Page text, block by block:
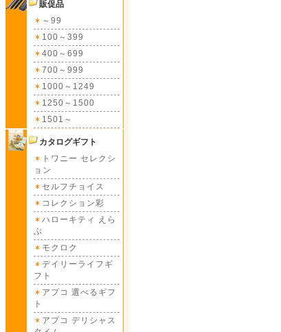
販促品
～99
100～399
400～699
700～999
1000～1249
1250～1500
1501～
カタログギフト
トワニー セレクシ
ョン
セルフチョイス
コレクション彩
ハローキティ えら
ぶ
モクロク
デイリーライフギ
フト
アプコ 選べるギフ
ト
アプコ デリシャス